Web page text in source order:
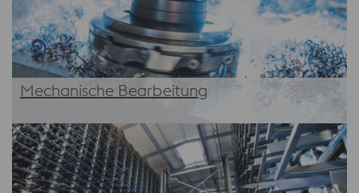
Mechanische Bearbeitung